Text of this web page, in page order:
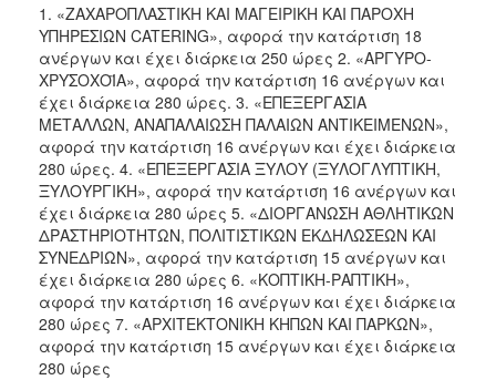
1. «ΖΑΧΑΡΟΠΛΑΣΤΙΚΗ ΚΑΙ ΜΑΓΕΙΡΙΚΗ ΚΑΙ ΠΑΡΟΧΗ
ΥΠΗΡΕΣΙΩΝ CATERING», αφορά την κατάρτιση 18
ανέργων και έχει διάρκεια 250 ώρες 2. «ΑΡΓΥΡΟ-
ΧΡΥΣΟΧΟΪΑ», αφορά την κατάρτιση 16 ανέργων και
έχει διάρκεια 280 ώρες. 3. «ΕΠΕΞΕΡΓΑΣΙΑ
ΜΕΤΑΛΛΩΝ, ΑΝΑΠΑΛΑΙΩΣΗ ΠΑΛΑΙΩΝ ΑΝΤΙΚΕΙΜΕΝΩΝ»,
αφορά την κατάρτιση 16 ανέργων και έχει διάρκεια
280 ώρες. 4. «ΕΠΕΞΕΡΓΑΣΙΑ ΞΥΛΟΥ (ΞΥΛΟΓΛΥΠΤΙΚΗ,
ΞΥΛΟΥΡΓΙΚΗ», αφορά την κατάρτιση 16 ανέργων και
έχει διάρκεια 280 ώρες 5. «ΔΙΟΡΓΑΝΩΣΗ ΑΘΛΗΤΙΚΩΝ
ΔΡΑΣΤΗΡΙΟΤΗΤΩΝ, ΠΟΛΙΤΙΣΤΙΚΩΝ ΕΚΔΗΛΩΣΕΩΝ ΚΑΙ
ΣΥΝΕΔΡΙΩΝ», αφορά την κατάρτιση 15 ανέργων και
έχει διάρκεια 280 ώρες 6. «ΚΟΠΤΙΚΗ-ΡΑΠΤΙΚΗ»,
αφορά την κατάρτιση 16 ανέργων και έχει διάρκεια
280 ώρες 7. «ΑΡΧΙΤΕΚΤΟΝΙΚΗ ΚΗΠΩΝ ΚΑΙ ΠΑΡΚΩΝ»,
αφορά την κατάρτιση 15 ανέργων και έχει διάρκεια
280 ώρες